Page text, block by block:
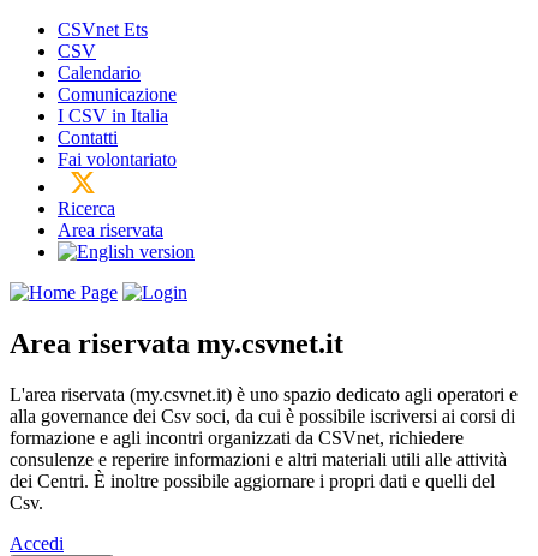
CSVnet Ets
CSV
Calendario
Comunicazione
I CSV in Italia
Contatti
Fai volontariato
Ricerca
Area riservata
Area riservata my.csvnet.it
L'area riservata (my.csvnet.it) è uno spazio dedicato agli operatori e
alla governance dei Csv soci, da cui è possibile iscriversi ai corsi di
formazione e agli incontri organizzati da CSVnet, richiedere
consulenze e reperire informazioni e altri materiali utili alle attività
dei Centri. È inoltre possibile aggiornare i propri dati e quelli del
Csv.
Accedi